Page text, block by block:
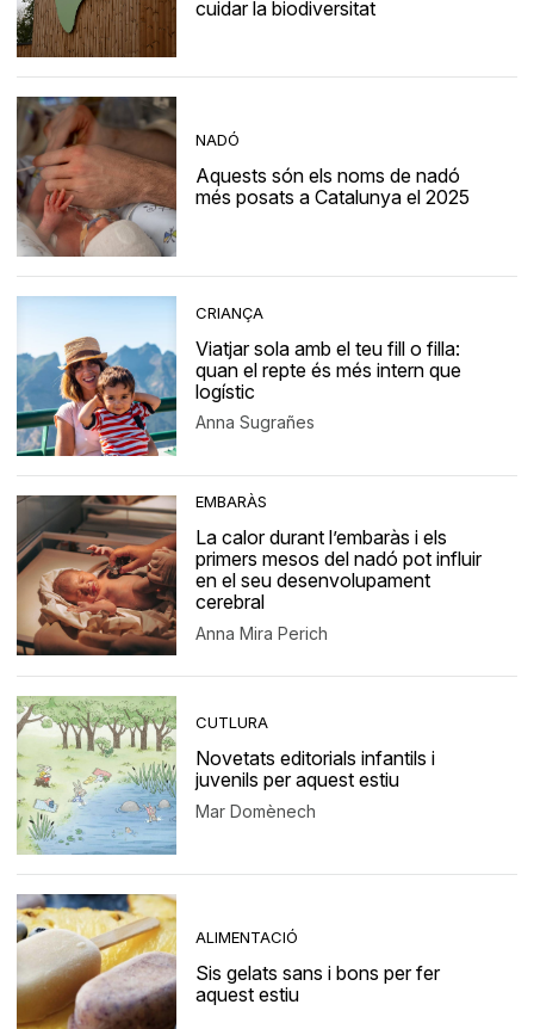
cuidar la biodiversitat
NADÓ
Aquests són els noms de nadó
més posats a Catalunya el 2025
CRIANÇA
Viatjar sola amb el teu fill o filla:
quan el repte és més intern que
logístic
Anna Sugrañes
EMBARÀS
La calor durant l’embaràs i els
primers mesos del nadó pot influir
en el seu desenvolupament
cerebral
Anna Mira Perich
CUTLURA
Novetats editorials infantils i
juvenils per aquest estiu
Mar Domènech
ALIMENTACIÓ
Sis gelats sans i bons per fer
aquest estiu